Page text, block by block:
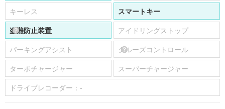
キーレス
スマートキー
盗難防止装置
アイドリングストップ
パーキングアシスト
クルーズコントロール
ターボチャージャー
スーパーチャージャー
ドライブレコーダー： -